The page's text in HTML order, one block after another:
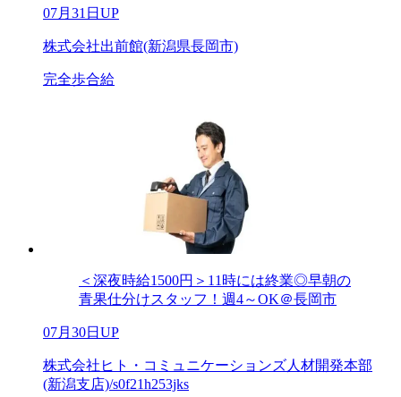
07月31日UP
株式会社出前館(新潟県長岡市)
完全歩合給
＜深夜時給1500円＞11時には終業◎早朝の
青果仕分けスタッフ！週4～OK＠長岡市
07月30日UP
株式会社ヒト・コミュニケーションズ人材開発本部
(新潟支店)/s0f21h253jks